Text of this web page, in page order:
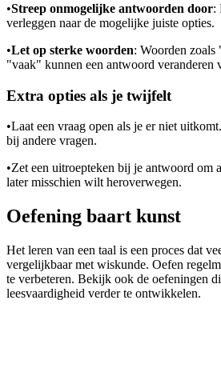
•Streep onmogelijke antwoorden door:
verleggen naar de mogelijke juiste opties.
•Let op sterke woorden: Woorden
"vaak" kunnen een antwoord veranderen
Extra opties als je twijfelt
•Laat een vraag open als je er niet
bij andere vragen.
•Zet een uitroepteken bij je antwoord om
later misschien wilt heroverwegen.
Oefening baart kunst
Het leren van een taal is een proces dat
vergelijkbaar met wiskunde. Oefen
te verbeteren. Bekijk ook de oefeningen
leesvaardigheid verder te ontwikkelen.